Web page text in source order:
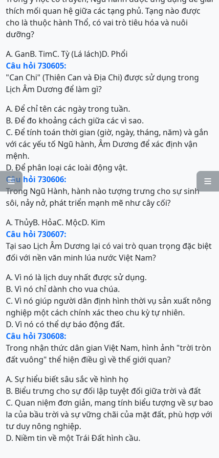


thích mối quan hệ giữa các tạng phủ. Tạng nào được
cho là thuộc hành Thổ, có vai trò tiêu hóa và nuôi
dưỡng?
A. GanB. TimC. Tỳ (Lá lách)D. Phổi
Câu hỏi 730605:
"Can Chi" (Thiên Can và Địa Chi) được sử dụng trong
Lịch Âm Dương để làm gì?
A. Để chỉ tên các ngày trong tuần.
B. Để đo khoảng cách giữa các vì sao.
C. Để tính toán thời gian (giờ, ngày, tháng, năm) và gắn
với các yếu tố Ngũ hành, Âm Dương để xác định vận
mệnh.
D. Để phân loại các loài động vật.
Câu hỏi 730606:
Trong Ngũ Hành, hành nào tượng trưng cho sự sinh
sôi, nảy nở, phát triển mạnh mẽ như cây cối?
A. ThủyB. HỏaC. MộcD. Kim
Câu hỏi 730607:
Tại sao Lịch Âm Dương lại có vai trò quan trọng đặc biệt
đối với nền văn minh lúa nước Việt Nam?
A. Vì nó là lịch duy nhất được sử dụng.
B. Vì nó chỉ dành cho vua chúa.
C. Vì nó giúp người dân định hình thời vụ sản xuất nông
nghiệp một cách chính xác theo chu kỳ tự nhiên.
D. Vì nó có thể dự báo động đất.
Câu hỏi 730608:
Trong nhận thức dân gian Việt Nam, hình ảnh "trời tròn
đất vuông" thể hiện điều gì về thế giới quan?
A. Sự hiểu biết sâu sắc về hình họ
B. Biểu trưng cho sự đối lập tuyệt đối giữa trời và đất
C. Quan niệm đơn giản, mang tính biểu tượng về sự bao
la của bầu trời và sự vững chãi của mặt đất, phù hợp với
tư duy nông nghiệp.
D. Niềm tin về một Trái Đất hình cầu.